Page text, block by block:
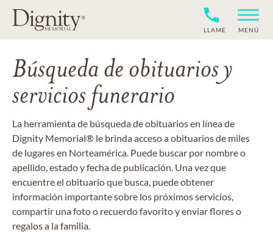
LLAME MENÚ
Búsqueda de obituarios y
servicios funerario
La herramienta de búsqueda de obituarios en línea de
Dignity Memorial® le brinda acceso a obituarios de miles
de lugares en Norteamérica. Puede buscar por nombre o
apellido, estado y fecha de publicación. Una vez que
encuentre el obituario que busca, puede obtener
información importante sobre los próximos servicios,
compartir una foto o recuerdo favorito y enviar flores o
regalos a la familia.